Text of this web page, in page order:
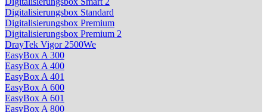
Digitalisierungsbox Standard
Digitalisierungsbox Premium
Digitalisierungsbox Premium 2
DrayTek Vigor 2500We
EasyBox A 300
EasyBox A 400
EasyBox A 401
EasyBox A 600
EasyBox A 601
EasyBox A 800